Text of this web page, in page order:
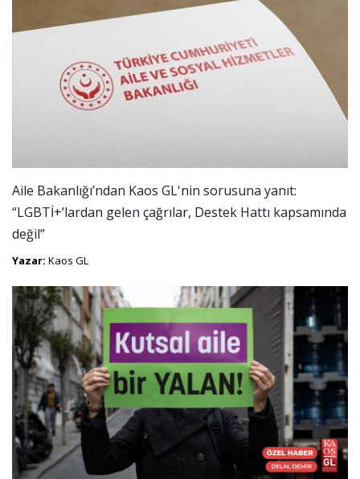
Aile Bakanlığı’ndan Kaos GL'nin sorusuna yanıt:
“LGBTİ+’lardan gelen çağrılar, Destek Hattı kapsamında
değil”
Yazar: Kaos GL